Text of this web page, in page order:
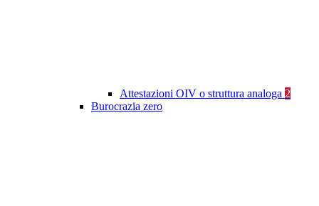
Attestazioni OIV o struttura analoga 2
Burocrazia zero